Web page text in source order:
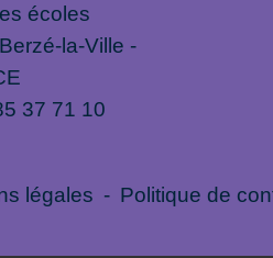
écoles
la-Ville -
37 71 10
légales - Politique de